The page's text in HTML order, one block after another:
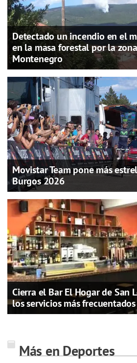
Detectado un incendio en el
en la masa forestal por la
Montenegro
Movistar Team pone más
Burgos 2026
Cierra el Bar El Hogar de San
los servicios más
Más en Deportes